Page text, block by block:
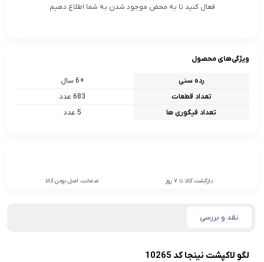
فعال کنید تا به محض موجود شدن به شما اطلاع دهیم
ویژگی‌های محصول
رده سنی
+6 سال
تعداد قطعات
683 عدد
تعداد فیگوری ها
5 عدد
بازگشت کالا تا 7 روز ضمانت اصل بودن کالا
نقد و بررسی
لگو لاکپشت نینجا کد 10265